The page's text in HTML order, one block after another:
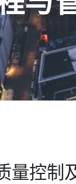
量控制